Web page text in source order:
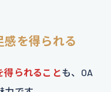
を得られる
得られることも、OA